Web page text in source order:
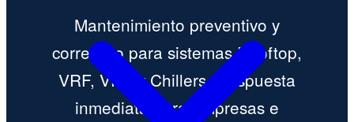
Mantenimiento preventivo y
correctivo para sistemas Rooftop,
VRF, VRV y Chillers. Respuesta
inmediata para empresas e